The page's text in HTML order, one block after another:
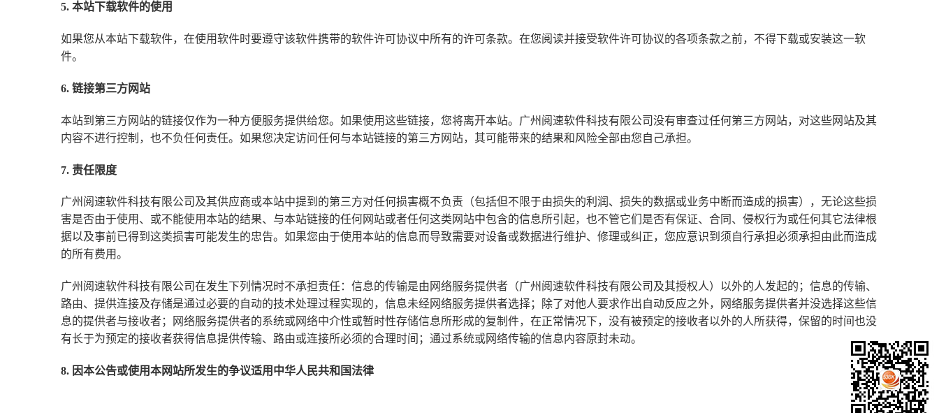
5. 本站下载软件的使用
如果您从本站下载软件，在使用软件时要遵守该软件携带的软件许可协议中所有的许可条款。在您阅读并接受软件许可协议的各项条款之前，不得下载或安装这一软
件。
6. 链接第三方网站
本站到第三方网站的链接仅作为一种方便服务提供给您。如果使用这些链接，您将离开本站。广州阅速软件科技有限公司没有审查过任何第三方网站，对这些网站及其
内容不进行控制，也不负任何责任。如果您决定访问任何与本站链接的第三方网站，其可能带来的结果和风险全部由您自己承担。
7. 责任限度
广州阅速软件科技有限公司及其供应商或本站中提到的第三方对任何损害概不负责（包括但不限于由损失的利润、损失的数据或业务中断而造成的损害），无论这些损
害是否由于使用、或不能使用本站的结果、与本站链接的任何网站或者任何这类网站中包含的信息所引起，也不管它们是否有保证、合同、侵权行为或任何其它法律根
据以及事前已得到这类损害可能发生的忠告。如果您由于使用本站的信息而导致需要对设备或数据进行维护、修理或纠正，您应意识到须自行承担必须承担由此而造成
的所有费用。
广州阅速软件科技有限公司在发生下列情况时不承担责任：信息的传输是由网络服务提供者（广州阅速软件科技有限公司及其授权人）以外的人发起的；信息的传输、
路由、提供连接及存储是通过必要的自动的技术处理过程实现的，信息未经网络服务提供者选择；除了对他人要求作出自动反应之外，网络服务提供者并没选择这些信
息的提供者与接收者；网络服务提供者的系统或网络中介性或暂时性存储信息所形成的复制件，在正常情况下，没有被预定的接收者以外的人所获得，保留的时间也没
有长于为预定的接收者获得信息提供传输、路由或连接所必须的合理时间；通过系统或网络传输的信息内容原封未动。
8. 因本公告或使用本网站所发生的争议适用中华人民共和国法律